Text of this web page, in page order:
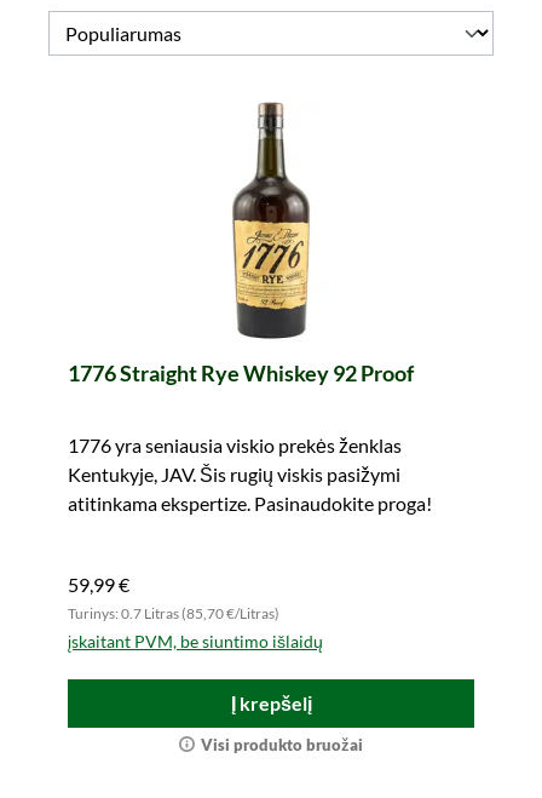
1776 Straight Rye Whiskey 92 Proof
1776 yra seniausia viskio prekės ženklas
Kentukyje, JAV. Šis rugių viskis pasižymi
atitinkama ekspertize. Pasinaudokite proga!
59,99 €
Turinys: 0.7 Litras (85,70 €/Litras)
įskaitant PVM, be siuntimo išlaidų
Į krepšelį
Visi produkto bruožai